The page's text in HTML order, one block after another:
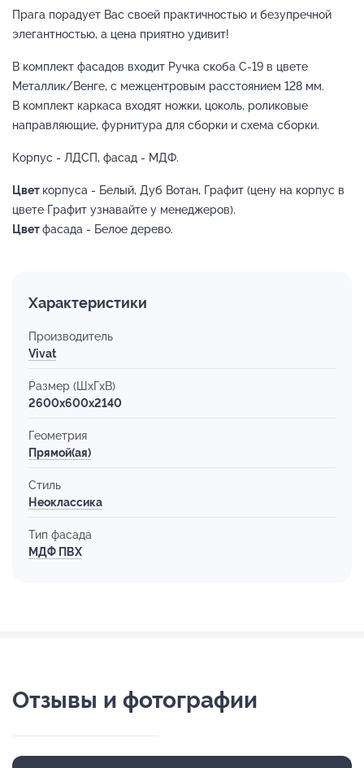
Прага порадует Вас своей практичностью и безупречной
элегантностью, а цена приятно удивит!
В комплект фасадов входит Ручка скоба С-19 в цвете
Металлик/Венге, с межцентровым расстоянием 128 мм.
В комплект каркаса входят ножки, цоколь, роликовые
направляющие, фурнитура для сборки и схема сборки.
Корпус - ЛДСП, фасад - МДФ.
Цвет корпуса - Белый, Дуб Вотан, Графит (цену на корпус в
цвете Графит узнавайте у менеджеров).
Цветфасада - Белое дерево.
Характеристики
Производитель
Vivat
Размер (ШхГхВ)
2600x600x2140
Геометрия
Прямой(ая)
Стиль
Неоклассика
Тип фасада
МДФ ПВХ
Отзывы и фотографии